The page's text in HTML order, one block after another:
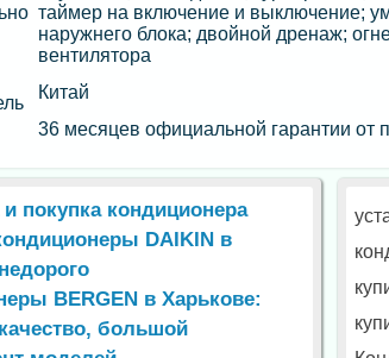
таймер на включение и выключение;
наружнего блока; двойной дренаж;
вентилятора
Китай
36 месяцев официальной гарантии от
и покупка кондиционера
DAIKIN в
BERGEN в Харькове:
большой